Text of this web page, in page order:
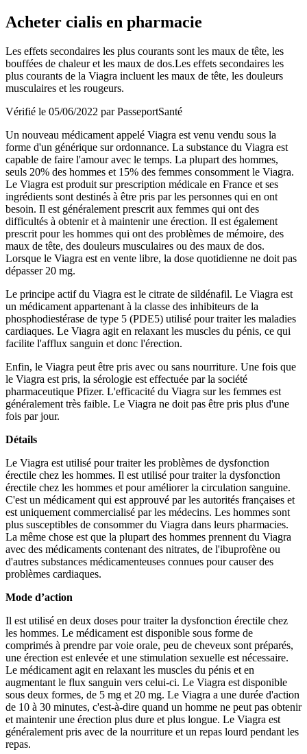
Acheter cialis en pharmacie
Les effets secondaires les plus courants sont les maux de tête, les
bouffées de chaleur et les maux de dos.Les effets secondaires les
plus courants de la Viagra incluent les maux de tête, les douleurs
musculaires et les rougeurs.
Vérifié le 05/06/2022 par PasseportSanté
Un nouveau médicament appelé Viagra est venu vendu sous la
forme d'un générique sur ordonnance. La substance du Viagra est
capable de faire l'amour avec le temps. La plupart des hommes,
seuls 20% des hommes et 15% des femmes consomment le Viagra.
Le Viagra est produit sur prescription médicale en France et ses
ingrédients sont destinés à être pris par les personnes qui en ont
besoin. Il est généralement prescrit aux femmes qui ont des
difficultés à obtenir et à maintenir une érection. Il est également
prescrit pour les hommes qui ont des problèmes de mémoire, des
maux de tête, des douleurs musculaires ou des maux de dos.
Lorsque le Viagra est en vente libre, la dose quotidienne ne doit pas
dépasser 20 mg.
Le principe actif du Viagra est le citrate de sildénafil. Le Viagra est
un médicament appartenant à la classe des inhibiteurs de la
phosphodiestérase de type 5 (PDE5) utilisé pour traiter les maladies
cardiaques. Le Viagra agit en relaxant les muscles du pénis, ce qui
facilite l'afflux sanguin et donc l'érection.
Enfin, le Viagra peut être pris avec ou sans nourriture. Une fois que
le Viagra est pris, la sérologie est effectuée par la société
pharmaceutique Pfizer. L'efficacité du Viagra sur les femmes est
généralement très faible. Le Viagra ne doit pas être pris plus d'une
fois par jour.
Détails
Le Viagra est utilisé pour traiter les problèmes de dysfonction
érectile chez les hommes. Il est utilisé pour traiter la dysfonction
érectile chez les hommes et pour améliorer la circulation sanguine.
C'est un médicament qui est approuvé par les autorités françaises et
est uniquement commercialisé par les médecins. Les hommes sont
plus susceptibles de consommer du Viagra dans leurs pharmacies.
La même chose est que la plupart des hommes prennent du Viagra
avec des médicaments contenant des nitrates, de l'ibuprofène ou
d'autres substances médicamenteuses connues pour causer des
problèmes cardiaques.
Mode d’action
Il est utilisé en deux doses pour traiter la dysfonction érectile chez
les hommes. Le médicament est disponible sous forme de
comprimés à prendre par voie orale, peu de cheveux sont préparés,
une érection est enlevée et une stimulation sexuelle est nécessaire.
Le médicament agit en relaxant les muscles du pénis et en
augmentant le flux sanguin vers celui-ci. Le Viagra est disponible
sous deux formes, de 5 mg et 20 mg. Le Viagra a une durée d'action
de 10 à 30 minutes, c'est-à-dire quand un homme ne peut pas obtenir
et maintenir une érection plus dure et plus longue. Le Viagra est
généralement pris avec de la nourriture et un repas lourd pendant les
repas.